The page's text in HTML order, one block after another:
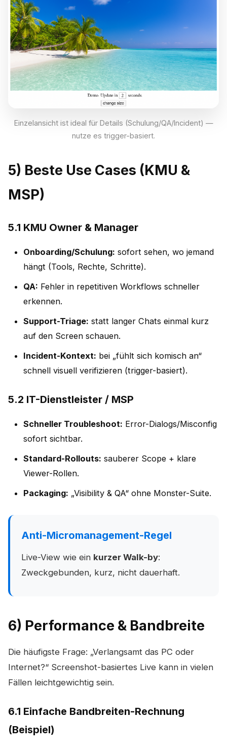
Einzelansicht ist ideal für Details (Schulung/QA/Incident) —
nutze es trigger-basiert.
5) Beste Use Cases (KMU &
MSP)
5.1 KMU Owner & Manager
Onboarding/Schulung: sofort sehen, wo jemand
hängt (Tools, Rechte, Schritte).
QA: Fehler in repetitiven Workflows schneller
erkennen.
Support-Triage: statt langer Chats einmal kurz
auf den Screen schauen.
Incident-Kontext: bei „fühlt sich komisch an“
schnell visuell verifizieren (trigger-basiert).
5.2 IT-Dienstleister / MSP
Schneller Troubleshoot: Error-Dialogs/Misconfig
sofort sichtbar.
Standard-Rollouts: sauberer Scope + klare
Viewer-Rollen.
Packaging: „Visibility & QA“ ohne Monster-Suite.
Anti-Micromanagement-Regel
Live-View wie ein kurzer Walk-by:
Zweckgebunden, kurz, nicht dauerhaft.
6) Performance & Bandbreite
Die häufigste Frage: „Verlangsamt das PC oder
Internet?“ Screenshot-basiertes Live kann in vielen
Fällen leichtgewichtig sein.
6.1 Einfache Bandbreiten-Rechnung
(Beispiel)